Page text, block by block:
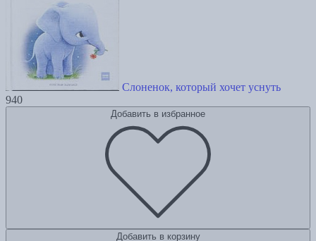
Слоненок, который хочет уснуть
940
Добавить в избранное
Добавить в корзину